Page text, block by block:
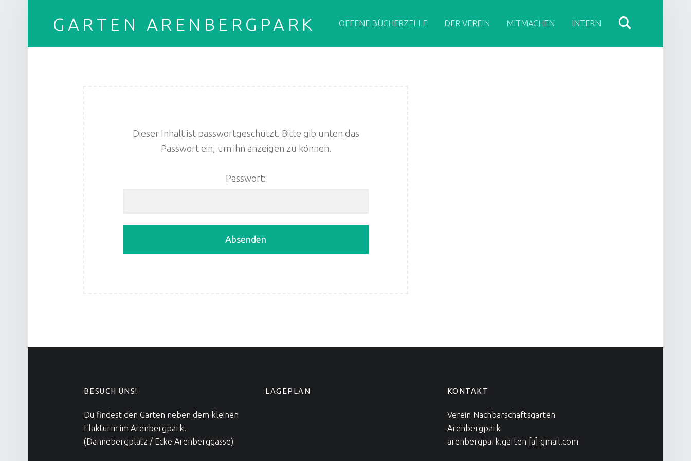
GARTEN ARENBERGPARK OFFENE BÜCHERZELLE DER VEREIN MITMACHEN INTERN
Dieser Inhalt ist passwortgeschützt. Bitte gib unten das
Passwort ein, um ihn anzeigen zu können.
Passwort:
FOOTER SIDEBAR
BESUCH UNS!
Du findest den Garten neben dem kleinen
Flakturm im Arenbergpark.
(Dannebergplatz / Ecke Arenberggasse)
LAGEPLAN KONTAKT
Verein Nachbarschaftsgarten
Arenbergpark
arenbergpark.garten [a] gmail.com